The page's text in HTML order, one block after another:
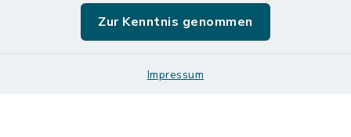
Zur Kenntnis genommen
Impressum
Logos und Designmanual